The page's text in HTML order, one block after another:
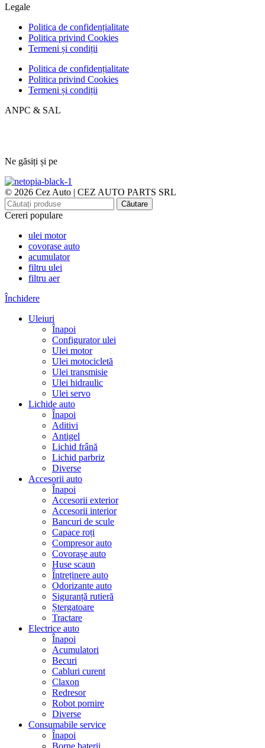
Legale
Politica de confidențialitate
Politica privind Cookies
Termeni și condiții
Politica de confidențialitate
Politica privind Cookies
Termeni și condiții
ANPC & SAL
Ne găsiți și pe
© 2026 Cez Auto | CEZ AUTO PARTS SRL
Căutare
Cereri populare
ulei motor
covorase auto
acumulator
filtru ulei
filtru aer
Închidere
Uleiuri
Înapoi
Configurator ulei
Ulei motor
Ulei motocicletă
Ulei transmisie
Ulei hidraulic
Ulei servo
Lichide auto
Înapoi
Aditivi
Antigel
Lichid frână
Lichid parbriz
Diverse
Accesorii auto
Înapoi
Accesorii exterior
Accesorii interior
Bancuri de scule
Capace roți
Compresor auto
Covorașe auto
Huse scaun
Întreținere auto
Odorizante auto
Siguranță rutieră
Ștergatoare
Tractare
Electrice auto
Înapoi
Acumulatori
Becuri
Cabluri curent
Claxon
Redresor
Robot pornire
Diverse
Consumabile service
Înapoi